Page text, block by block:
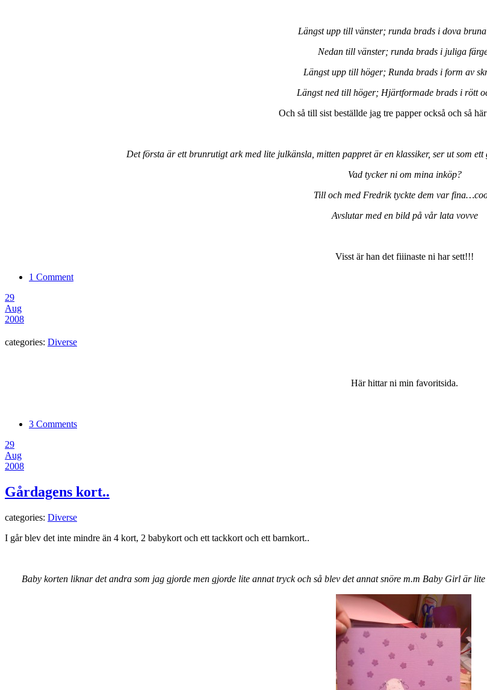
Längst upp till vänster; runda brads i dova
Nedan till vänster; runda brads i juliga
Längst upp till höger; Runda brads i form av
Längst ned till höger; Hjärtformade brads i rött
Och så till sist beställde jag tre papper också och så
Det första är ett brunrutigt ark med lite julkänsla, mitten pappret är en klassiker, ser ut som
Vad tycker ni om mina inköp?
Till och med Fredrik tyckte dem var
Avslutar med en bild på vår lata vovve
Visst är han det fiiinaste ni har sett!!!
1 Comment
29
Aug
2008
categories: Diverse
Här hittar ni min favoritsida.
3 Comments
29
Aug
2008
Gårdagens kort..
categories: Diverse
I går blev det inte mindre än 4 kort, 2 babykort och ett tackkort och ett barnkort..
Baby korten liknar det andra som jag gjorde men gjorde lite annat tryck och så blev det annat snöre m.m Baby Girl är